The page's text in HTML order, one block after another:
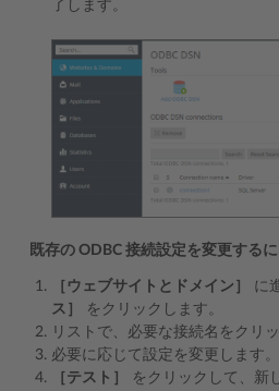
了します。
既存の ODBC 接続設定を変更するに
［ウェブサイトとドメイン］ に
ス］
をクリックします。
リストで、必要な接続名をクリッ
必要に応じて設定を変更します。
［テスト］
をクリックして、新